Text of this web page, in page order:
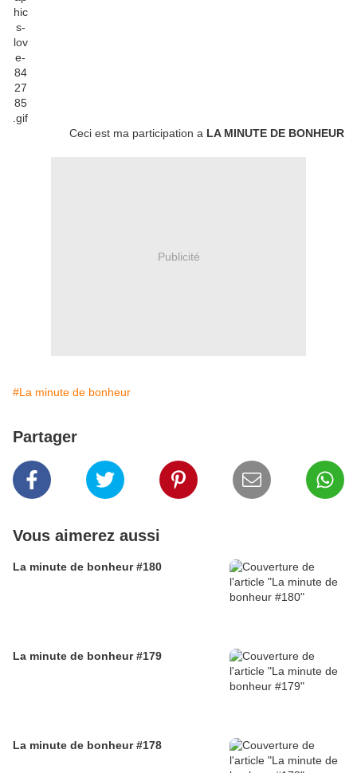
Ceci est ma participation a LA MINUTE DE BONHEUR
Publicité
#La minute de bonheur
Partager
Vous aimerez aussi
La minute de bonheur #180
La minute de bonheur #179
La minute de bonheur #178